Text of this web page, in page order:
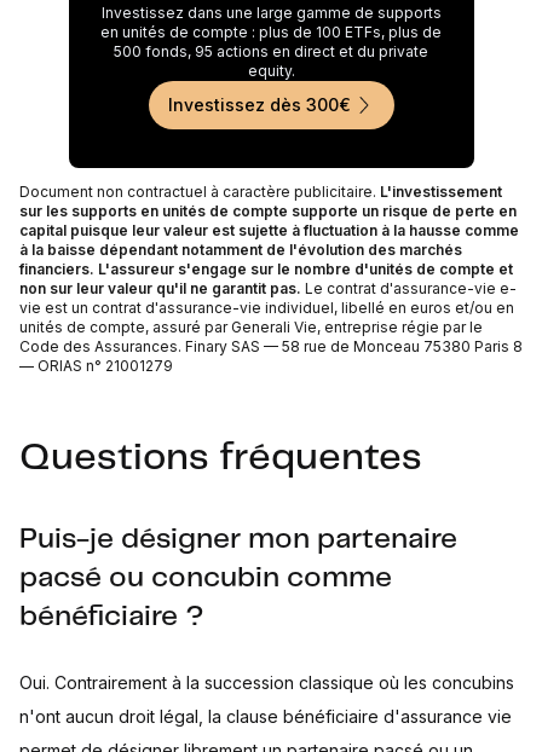
Investissez dans une large gamme de supports
en unités de compte : plus de 100 ETFs, plus de
500 fonds, 95 actions en direct et du private
equity.
Investissez dès 300€
Document non contractuel à caractère publicitaire. L'investissement
sur les supports en unités de compte supporte un risque de perte en
capital puisque leur valeur est sujette à fluctuation à la hausse comme
à la baisse dépendant notamment de l'évolution des marchés
financiers. L'assureur s'engage sur le nombre d'unités de compte et
non sur leur valeur qu'il ne garantit pas. Le contrat d'assurance-vie e-
vie est un contrat d'assurance-vie individuel, libellé en euros et/ou en
unités de compte, assuré par Generali Vie, entreprise régie par le
Code des Assurances. Finary SAS — 58 rue de Monceau 75380 Paris 8
— ORIAS n° 21001279
Questions fréquentes
Puis-je désigner mon partenaire
pacsé ou concubin comme
bénéficiaire ?
Oui. Contrairement à la succession classique où les concubins
n'ont aucun droit légal, la clause bénéficiaire d'assurance vie